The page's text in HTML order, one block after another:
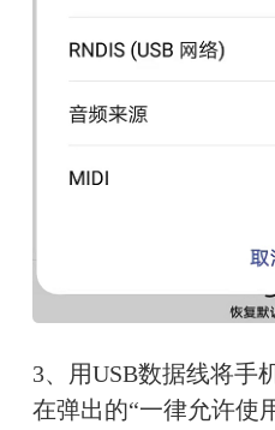
3、用USB数据线将手
在弹出的“一律允许使